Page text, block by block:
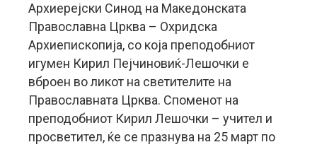
Архиерејски Синод на Македонската
Православна Црква – Охридска
Архиепископија, со која преподобниот
игумен Кирил Пејчиновиќ-Лешочки е
вброен во ликот на светителите на
Православната Црква. Споменот на
преподобниот Кирил Лешочки – учител и
просветител, ќе се празнува на 25 март по